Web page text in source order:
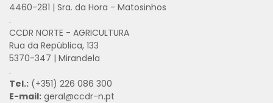
4460-281 | Sra. da Hora - Matosinhos
.
CCDR NORTE - AGRICULTURA
Rua da República, 133
5370-347 | Mirandela
.
Tel.: (+351) 226 086 300
E-mail: geral@ccdr-n.pt